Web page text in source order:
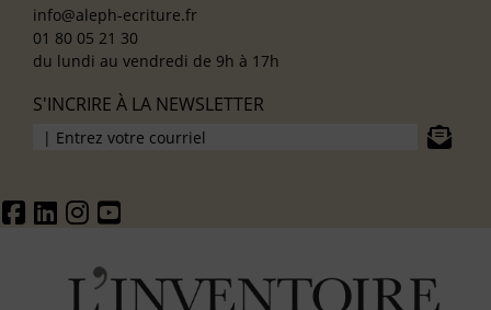
info@aleph-ecriture.fr
01 80 05 21 30
du lundi au vendredi de 9h à 17h
S'INCRIRE À LA NEWSLETTER